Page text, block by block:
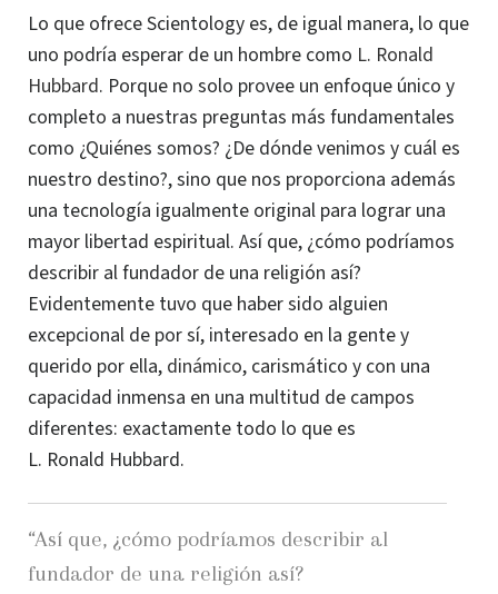
Lo que ofrece Scientology es, de igual manera, lo que
uno podría esperar de un hombre como L. Ronald
Hubbard. Porque no solo provee un enfoque único y
completo a nuestras preguntas más fundamentales
como ¿Quiénes somos? ¿De dónde venimos y cuál es
nuestro destino?, sino que nos proporciona además
una tecnología igualmente original para lograr una
mayor libertad espiritual. Así que, ¿cómo podríamos
describir al fundador de una religión así?
Evidentemente tuvo que haber sido alguien
excepcional de por sí, interesado en la gente y
querido por ella, dinámico, carismático y con una
capacidad inmensa en una multitud de campos
diferentes: exactamente todo lo que es
L. Ronald Hubbard.
“Así que, ¿cómo podríamos describir al
fundador de una religión así?